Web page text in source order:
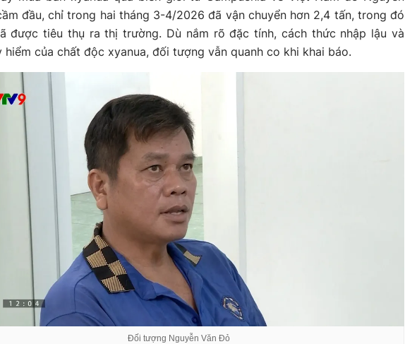
đầu, chỉ trong hai tháng 3-4/2026 đã vận chuyển hơn 2,4 tấn, trong đó
được tiêu thụ ra thị trường. Dù nắm rõ đặc tính, cách thức nhập lậu và
hiểm của chất độc xyanua, đối tượng vẫn quanh co khi khai báo.
Đối tượng Nguyễn Văn Đỏ